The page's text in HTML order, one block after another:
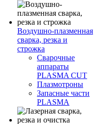
Воздушно-плазменная
сварка, резка и
строжка
Сварочные
аппараты
PLASMA CUT
Плазмотроны
Запасные части
PLASMA